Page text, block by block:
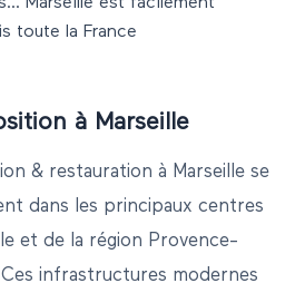
toute la France
à Marseille
& restauration à Marseille se
dans les principaux centres
et de la région Provence-
infrastructures modernes